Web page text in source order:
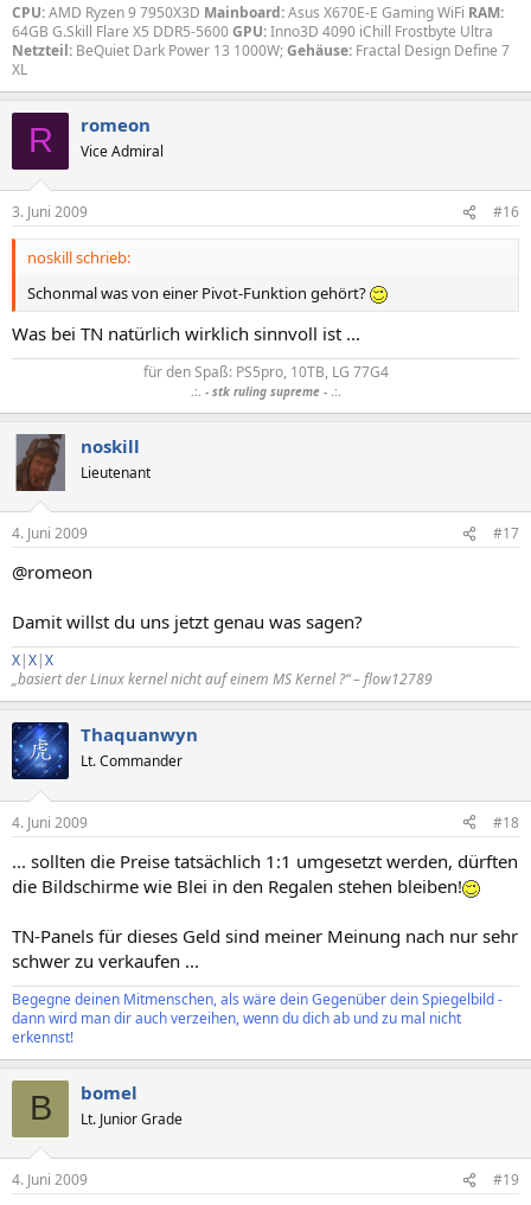
CPU:AMD Ryzen 9 7950X3D Mainboard:Asus X670E-E Gaming WiFi RAM:
64GB G.Skill Flare X5 DDR5-5600GPU:Inno3D 4090 iChill Frostbyte Ultra
Netzteil: BeQuiet Dark Power 13 1000W;Gehäuse: Fractal Design Define 7
XL
R romeon
Vice Admiral
3. Juni 2009 #16
noskill schrieb:
Schonmal was von einer Pivot-Funktion gehört?
Was bei TN natürlich wirklich sinnvoll ist ...
für den Spaß: PS5pro, 10TB, LG 77G4
.:. - stk ruling supreme -.:.
noskill
Lieutenant
4. Juni 2009 #17
@romeon
Damit willst du uns jetzt genau was sagen?
X|X|X
„basiert der Linux kernel nicht auf einem MS Kernel ?“ – flow12789
Thaquanwyn
Lt. Commander
4. Juni 2009 #18
... sollten die Preise tatsächlich 1:1 umgesetzt werden, dürften
die Bildschirme wie Blei in den Regalen stehen bleiben!
TN-Panels für dieses Geld sind meiner Meinung nach nur sehr
schwer zu verkaufen ...
Begegne deinen Mitmenschen, als wäre dein Gegenüber dein Spiegelbild -
dann wird man dir auch verzeihen, wenn du dich ab und zu mal nicht
erkennst!
B bomel
Lt. Junior Grade
4. Juni 2009 #19